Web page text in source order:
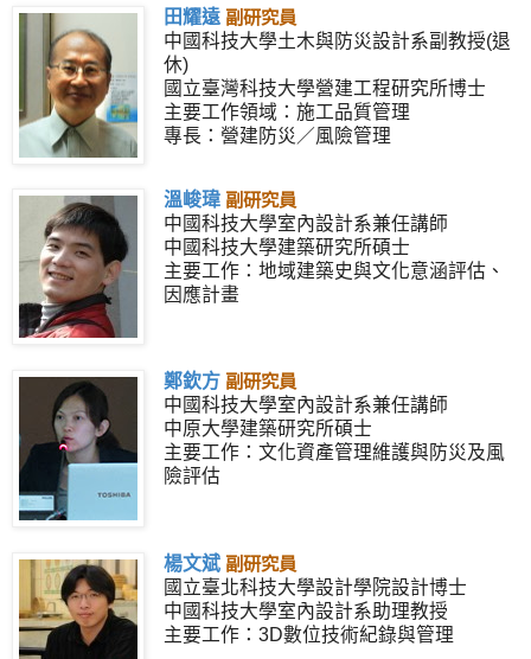
田耀遠 副研究員
中國科技大學土木與防災設計系副教授(退
休)
國立臺灣科技大學營建工程研究所博士
主要工作領域：施工品質管理
專長：營建防災／風險管理
溫峻瑋 副研究員
中國科技大學室內設計系兼任講師
中國科技大學建築研究所碩士
主要工作：地域建築史與文化意涵評估、
因應計畫
鄭欽方 副研究員
中國科技大學室內設計系兼任講師
中原大學建築研究所碩士
主要工作：文化資產管理維護與防災及風
險評估
楊文斌 副研究員
國立臺北科技大學設計學院設計博士
中國科技大學室內設計系助理教授
主要工作：3D數位技術紀錄與管理